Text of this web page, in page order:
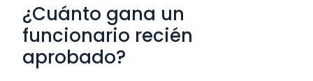
¿Cuánto gana un
funcionario recién
aprobado?